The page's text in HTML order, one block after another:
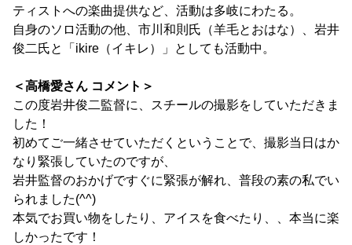
ティストへの楽曲提供など、活動は多岐にわたる。
自身のソロ活動の他、市川和則氏（羊毛とおはな）、岩井
俊二氏と「ikire（イキレ）」としても活動中。
＜高橋愛さん コメント＞
この度岩井俊二監督に、スチールの撮影をしていただきま
した！
初めてご一緒させていただくということで、撮影当日はか
なり緊張していたのですが、
岩井監督のおかげですぐに緊張が解れ、普段の素の私でい
られました(^^)
本気でお買い物をしたり、アイスを食べたり、、本当に楽
しかったです！